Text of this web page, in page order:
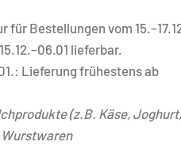
für Bestellungen vom
lieferbar.
Lieferung frühestens ab
(z.B. Käse, Joghurt,